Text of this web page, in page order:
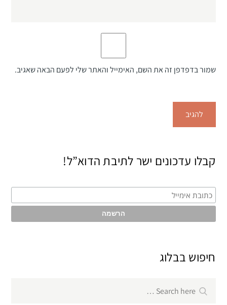
שמור בדפדפן זה את השם, האימייל והאתר שלי לפעם הבאה שאגיב.
קבלו עדכונים ישר לתיבת הדוא”ל!
חיפוש בבלוג
for:
Search